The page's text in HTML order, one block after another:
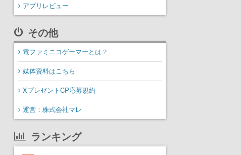
アプリレビュー
その他
電ファミニコゲーマーとは？
媒体資料はこちら
XプレゼントCP応募規約
運営：株式会社マレ
ランキング